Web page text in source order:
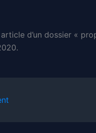
article d’un dossier «